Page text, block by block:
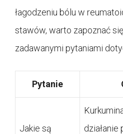
łagodzeniu bólu w
stawów, warto zapoznać
zadawanymi pytaniami
Pytanie
Jakie są